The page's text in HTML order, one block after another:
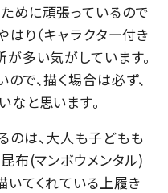
めに頑張っているので
はり（キャラクター付き
多い気がしています。
で、描く場合は必ず、
と思います。
のは、大人も子どもも
布(マンボウメンタル)
いてくれている上履き